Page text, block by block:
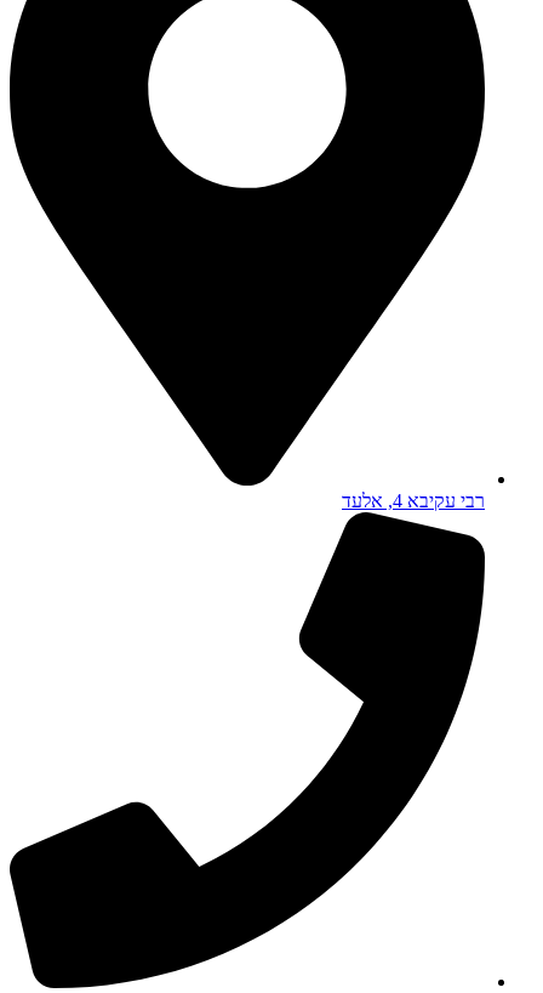
רבי עקיבא 4, אלעד